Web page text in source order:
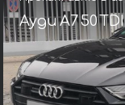
Ауди A7 50